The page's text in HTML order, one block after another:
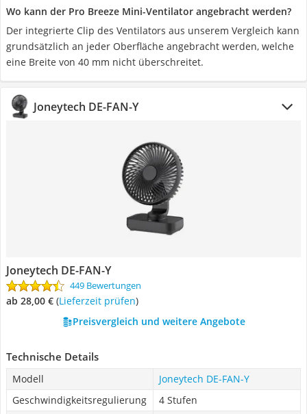
Wo kann der Pro Breeze Mini-Ventilator angebracht werden?
Der integrierte Clip des Ventilators aus unserem Vergleich kann
grundsätzlich an jeder Oberfläche angebracht werden, welche
eine Breite von 40 mm nicht überschreitet.
Joneytech DE-FAN-Y
Joneytech DE-FAN-Y
449 Bewertungen
ab 28,00 € (Lieferzeit prüfen)
Preisvergleich und weitere Angebote
Technische Details
Modell
Joneytech DE-FAN-Y
Geschwindigkeitsregulierung
4 Stufen